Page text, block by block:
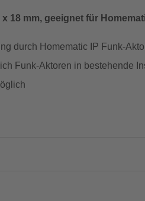
18 mm, geeignet für
durch Homematic IP Funk-
Funk-Aktoren in bestehende